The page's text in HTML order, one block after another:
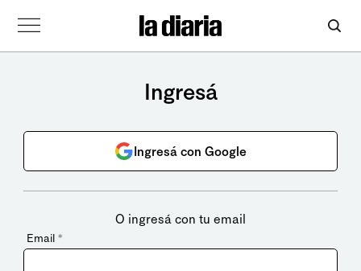
Ingresá
Ingresá con Google
O ingresá con tu email
Email *